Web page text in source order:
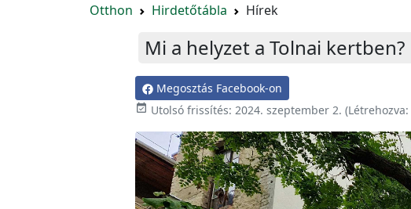
Otthon Hirdetőtábla Hírek
Mi a helyzet a Tolnai kertben?
Megosztás Facebook-on
 Utolsó frissítés: 2024. szeptember 2. (Létrehozva: